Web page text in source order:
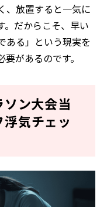
、放置すると一気に
。だからこそ、早い
ある」という現実を
があるのです。
ン大会当
気チェッ